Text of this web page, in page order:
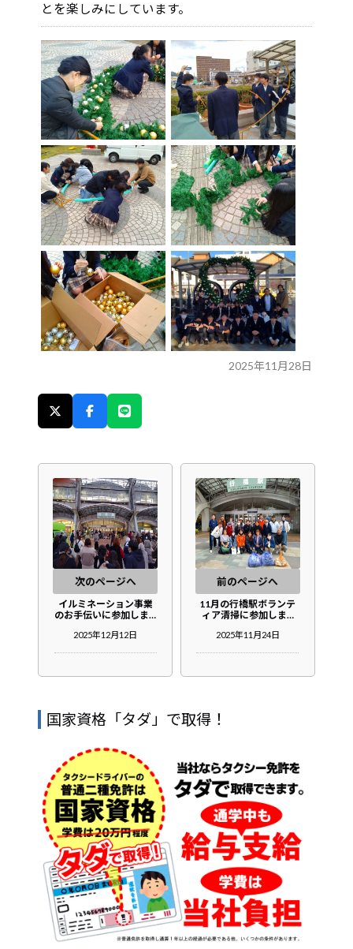
とを楽しみにしています。
2025年11月28日
次のページへ
イルミネーション事業
のお手伝いに参加しま…
2025年12月12日
前のページへ
11月の行橋駅ボランテ
ィア清掃に参加しま…
2025年11月24日
国家資格「タダ」で取得！